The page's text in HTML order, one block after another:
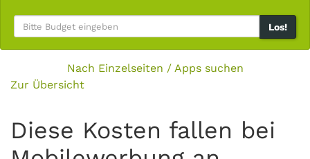
Los!
Nach Einzelseiten / Apps suchen
Zur Übersicht
Diese Kosten fallen bei